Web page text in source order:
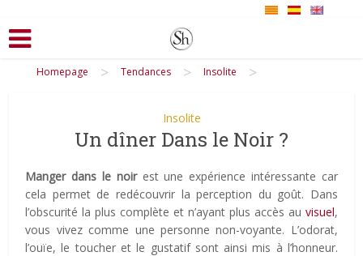
Homepage > Tendances > Insolite >
Insolite
Un dîner Dans le Noir ?
Manger dans le noirest une expérience intéressante car
cela permet de redécouvrir la perception du goût. Dans
l’obscurité la plus complète et n’ayant plus accès au visuel,
vous vivez comme une personne non-voyante. L’odorat,
l’ouïe, le toucher et le gustatif sont ainsi mis à l’honneur.